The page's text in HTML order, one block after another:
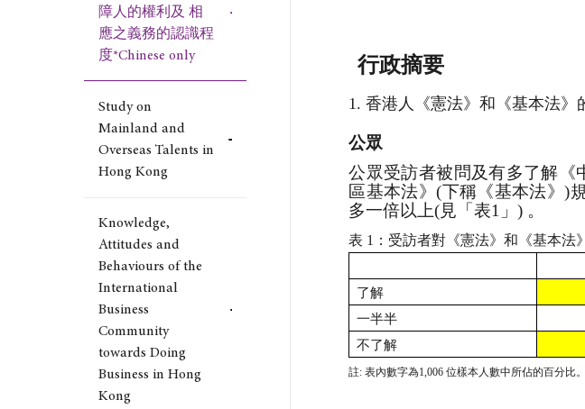
障人的權利及 相
應之義務的認識程
度*Chinese only
Study on
Mainland and
Overseas Talents in
Hong Kong
Knowledge,
Attitudes and
Behaviours of the
International
Business
Community
towards Doing
Business in Hong
Kong
行政摘要
1. 香港人《憲法》和《基本法
公眾
公眾受訪者被問及有多了解《
區基本法》(下稱《基本法》)
多一倍以上(見「表1 」) 。
表 1 ：受訪者對《憲法》和《基本
了解
一半半
不了解
註: 表內數字為1,006位樣本人數中所佔的百分比。